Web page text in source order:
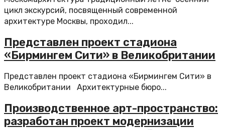
цикл экскурсий, посвященный современной
архитектуре Москвы, проходил...
Представлен проект стадиона
«Бирмингем Сити» в Великобритании
Представлен проект стадиона «Бирмингем Сити» в
Великобритании Архитектурные бюро...
Производственное арт-пространство:
разработан проект модернизации